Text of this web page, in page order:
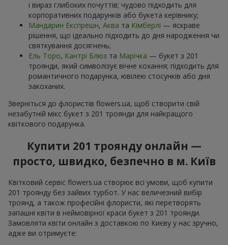
і вираз глибоких почуттів; чудово підходить для
корпоративних подарунків або букета керівнику;
Мандарин Експрешн, Аква та Кімберлі — яскраве
рішення, що ідеально підходить до дня народження чи
святкування досягнень;
Ель Торо, Кантрі Блюз та Марічка — букет з 201
троянди, який символізує вічне кохання; підходить для
романтичного подарунка, ювілею стосунків або дня
закоханих.
Зверніться до флористів flowers.ua, щоб створити свій
незабутній мікс букет з 201 троянди для найкращого
квіткового подарунка.
Купити 201 троянду онлайн —
просто, швидко, безпечно в м. Київ
Квітковий сервіс flowers.ua створює всі умови, щоб купити
201 троянду без зайвих турбот. У нас величезний вибір
троянд, а також професійні флористи, які перетворять
запашні квіти в неймовірної краси букет з 201 троянди.
Замовляти квіти онлайн з доставкою по Києву у нас зручно,
адже ви отримуєте: